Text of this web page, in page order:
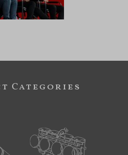
Categories